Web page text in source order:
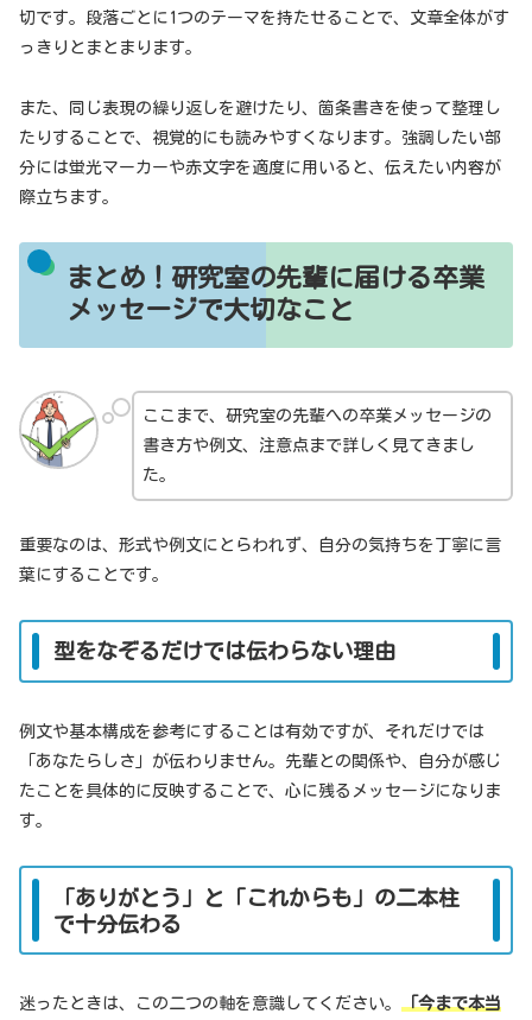
切です。段落ごとに1つのテーマを持たせることで、文章全体がす
っきりとまとまります。
また、同じ表現の繰り返しを避けたり、箇条書きを使って整理し
たりすることで、視覚的にも読みやすくなります。強調したい部
分には蛍光マーカーや赤文字を適度に用いると、伝えたい内容が
際立ちます。
まとめ！研究室の先輩に届ける卒業
メッセージで大切なこと
ここまで、研究室の先輩への卒業メッセージの
書き方や例文、注意点まで詳しく見てきまし
た。
重要なのは、形式や例文にとらわれず、自分の気持ちを丁寧に言
葉にすることです。
型をなぞるだけでは伝わらない理由
例文や基本構成を参考にすることは有効ですが、それだけでは
「あなたらしさ」が伝わりません。先輩との関係や、自分が感じ
たことを具体的に反映することで、心に残るメッセージになりま
す。
「ありがとう」と「これからも」の二本柱
で十分伝わる
迷ったときは、この二つの軸を意識してください。 「今まで本当